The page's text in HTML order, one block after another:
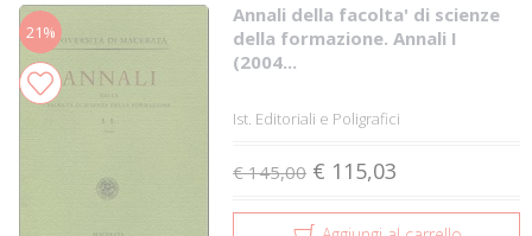
21%
Annali della facolta' di scienze
della formazione. Annali I
(2004...
Ist. Editoriali e Poligrafici
€ 145,00 € 115,03